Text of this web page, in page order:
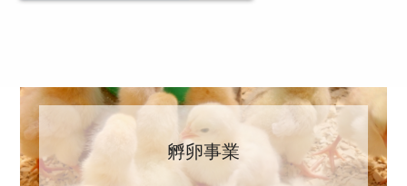
孵卵事業